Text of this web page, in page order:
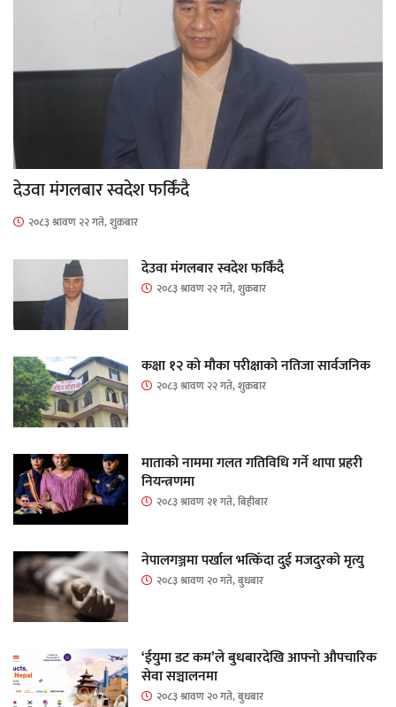
देउवा मंगलबार स्वदेश फर्किंदै
२०८३ श्रावण २२ गते, शुक्रबार
देउवा मंगलबार स्वदेश फर्किंदै
२०८३ श्रावण २२ गते, शुक्रबार
कक्षा १२ को मौका परीक्षाको नतिजा सार्वजनिक
२०८३ श्रावण २२ गते, शुक्रबार
माताकाे नाममा गलत गतिविधि गर्ने थापा प्रहरी
नियन्त्रणमा
२०८३ श्रावण २१ गते, बिहीबार
नेपालगञ्जमा पर्खाल भत्किँदा दुई मजदुरको मृत्यु
२०८३ श्रावण २० गते, बुधबार
‘ईयुमा डट कम’ले बुधबारदेखि आफ्नो औपचारिक
सेवा सञ्चालनमा
२०८३ श्रावण २० गते, बुधबार